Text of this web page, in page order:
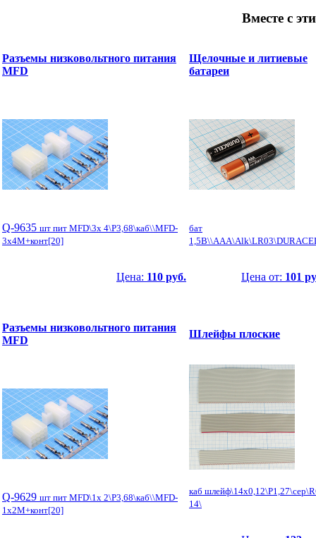
Вместе с
Разъемы низковольтного питания
MFD
Q-9635 шт пит MFD\3x 4\P3,68\каб\\MFD-
3x4M+конт[20]
Цена: 110 руб.
Щелочные и литиевые
батареи
бат
Цена от: 101
Разъемы низковольтного питания
MFD
Q-9629 шт пит MFD\1x 2\P3,68\каб\\MFD-
1x2M+конт[20]
Шлейфы плоские
каб
14\